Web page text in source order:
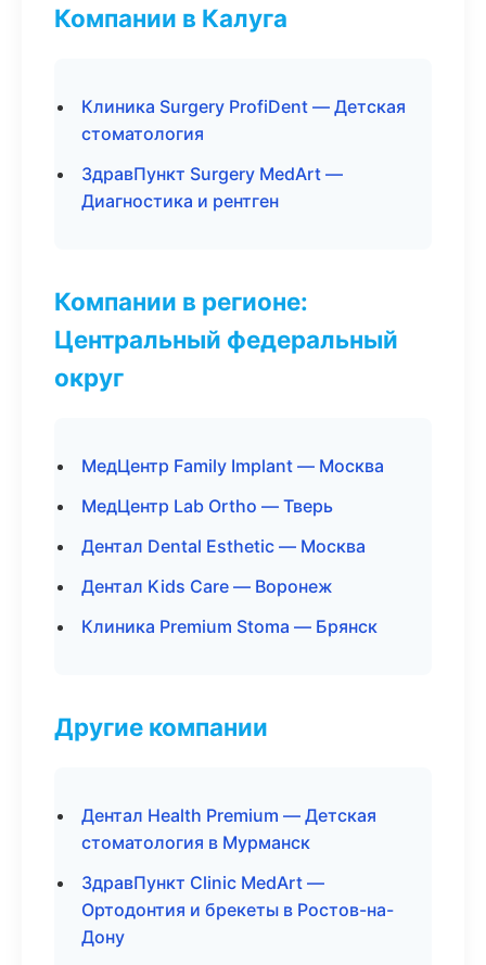
Компании в Калуга
Клиника Surgery ProfiDent — Детская
стоматология
ЗдравПункт Surgery MedArt —
Диагностика и рентген
Компании в регионе:
Центральный федеральный
округ
МедЦентр Family Implant — Москва
МедЦентр Lab Ortho — Тверь
Дентал Dental Esthetic — Москва
Дентал Kids Care — Воронеж
Клиника Premium Stoma — Брянск
Другие компании
Дентал Health Premium — Детская
стоматология в Мурманск
ЗдравПункт Clinic MedArt —
Ортодонтия и брекеты в Ростов-на-
Дону